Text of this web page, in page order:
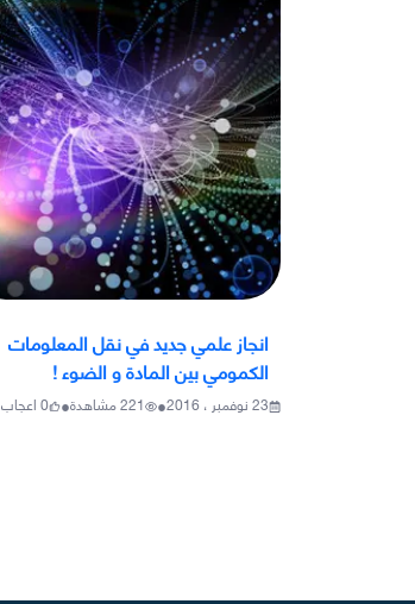
انجاز علمي جديد في نقل المعلومات
الكمومي بين المادة و الضوء !
23 نوفمبر ، 2016 •
221مشاهدة•
0اعجاب